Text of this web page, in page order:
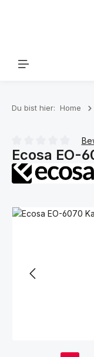
Du bist hier: Home
Durchschnittliche
Ecosa EO-
Bildergalerie